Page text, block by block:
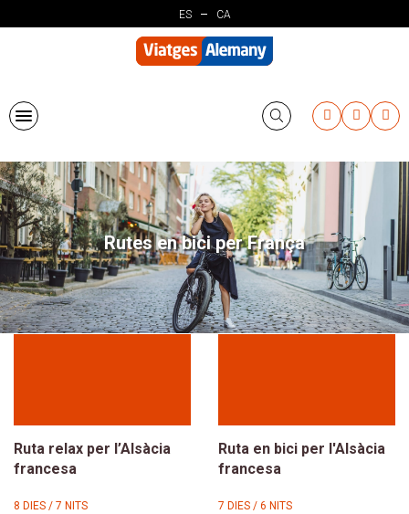
al
ES CA
Rutes en bici per França
Ruta relax per l’Alsàcia
francesa
8 DIES / 7 NITS
Ruta en bici per l'Alsàcia
francesa
7 DIES / 6 NITS